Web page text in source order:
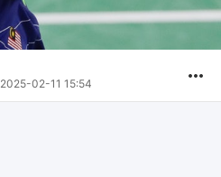
2025-02-11 15:54